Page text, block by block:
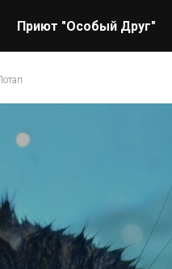
Приют "Особый Друг"